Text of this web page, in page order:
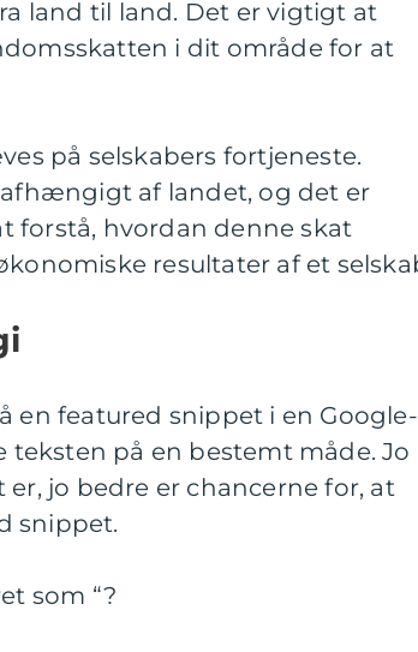
land til land. Det er vigtigt at
i dit område for at
på selskabers fortjeneste.
afhængigt af landet, og det er
forstå, hvordan denne skat
resultater af et
en featured snippet i en Google-
på en bestemt måde. Jo
jo bedre er chancerne for, at
snippet.
som “?